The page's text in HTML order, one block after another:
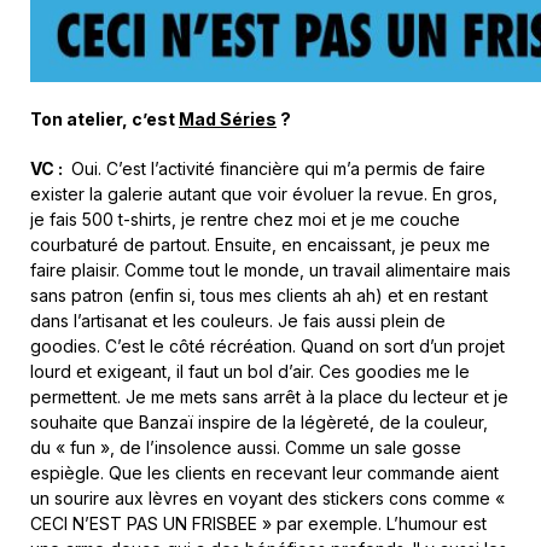
Ton atelier, c’est Mad Séries ?
VC : Oui. C’est l’activité financière qui m’a permis de faire
exister la galerie autant que voir évoluer la revue. En gros,
je fais 500 t-shirts, je rentre chez moi et je me couche
courbaturé de partout. Ensuite, en encaissant, je peux me
faire plaisir. Comme tout le monde, un travail alimentaire mais
sans patron (enfin si, tous mes clients ah ah) et en restant
dans l’artisanat et les couleurs. Je fais aussi plein de
goodies. C’est le côté récréation. Quand on sort d’un projet
lourd et exigeant, il faut un bol d’air. Ces goodies me le
permettent. Je me mets sans arrêt à la place du lecteur et je
souhaite que Banzaï inspire de la légèreté, de la couleur,
du « fun », de l’insolence aussi. Comme un sale gosse
espiègle. Que les clients en recevant leur commande aient
un sourire aux lèvres en voyant des stickers cons comme «
CECI N’EST PAS UN FRISBEE » par exemple. L’humour est